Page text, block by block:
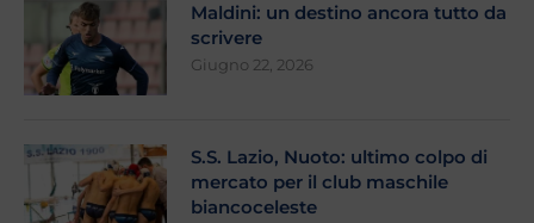
Maldini: un destino ancora tutto da
scrivere
Giugno 22, 2026
S.S. Lazio, Nuoto: ultimo colpo di
mercato per il club maschile
biancoceleste